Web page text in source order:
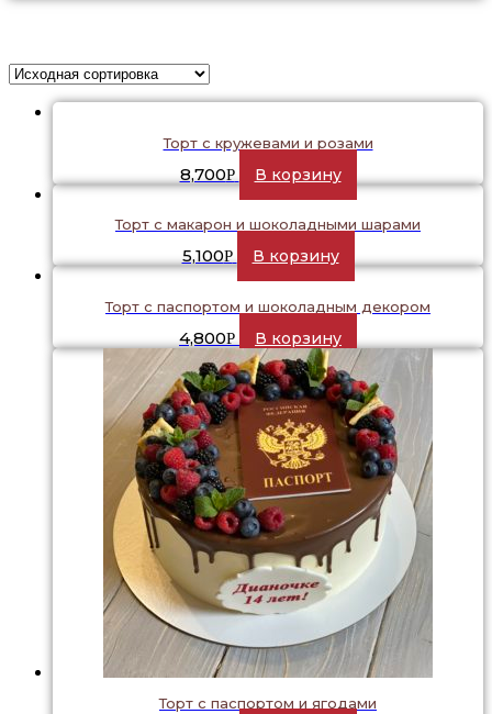
Торт с кружевами и розами
8,700Р В корзину
Торт с макарон и шоколадными шарами
5,100Р В корзину
Торт с паспортом и шоколадным декором
4,800Р В корзину
Торт с паспортом и ягодами